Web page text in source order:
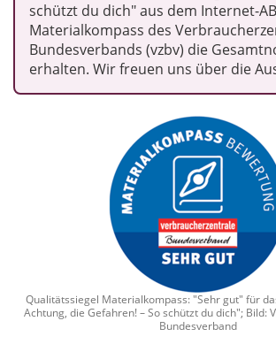
schützt du dich" aus dem Internet-
Materialkompass des
Bundesverbands (vzbv) die
erhalten. Wir freuen uns über die
Qualitätssiegel Materialkompass: "Sehr gut" für
Achtung, die Gefahren! – So schützt du dich"; Bild:
Bundesverband